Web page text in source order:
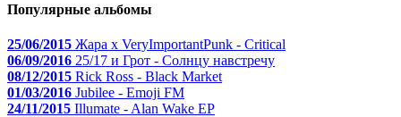
Популярные альбомы
25/06/2015 Жара x VeryImportantPunk - Critical
06/09/2016 25/17 и Грот - Солнцу навстречу
08/12/2015 Rick Ross - Black Market
01/03/2016 Jubilee - Emoji FM
24/11/2015 Illumate - Alan Wake EP